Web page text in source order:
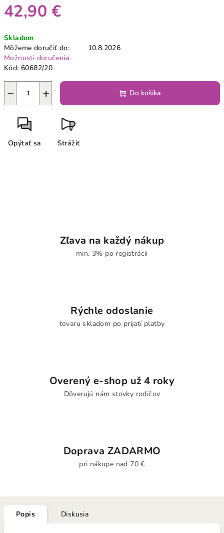
42,90 €
cena:
Skladom
Môžeme doručiť do:
10.8.2026
Možnosti doručenia
Kód: 60682/20
+
− Do košíka
Opýtať sa Strážiť
Zľava na každý nákup
min. 3% po registrácii
Rýchle odoslanie
tovaru skladom po prijatí platby
Overený e-shop už 4 roky
Dôverujú nám stovky rodičov
Doprava ZADARMO
pri nákupe nad 70 €
Popis Diskusia